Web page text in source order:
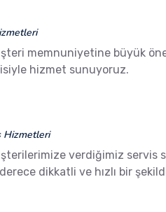
memnuniyetine büyük
hizmet sunuyoruz.
Hizmetleri
verdiğimiz servis
dikkatli ve hızlı bir